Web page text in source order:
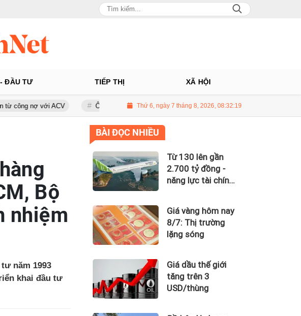
ĐẦU TƯ TIẾP THỊ XÃ HỘI
với ACV Ô tô Á Châu: Nhà phân phối Audi tại Việt Nam kinh doanh thua lỗ
Thứ 6, ngày 7 tháng 8, 2026, 08:32:20
Bộ
nhiệm
năm 1993
khai đầu tư
BÀI ĐỌC NHIỀU
Từ 130 lên gần
2.700 tỷ đồng -
năng lực tài chính
công nợ với ACV
Giá vàng hôm nay
8/7: Thị trường
lặng sóng
Giá dầu thế giới
tăng trên 3
USD/thùng